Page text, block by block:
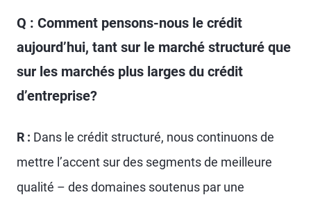
Q : Comment pensons-nous le crédit
aujourd’hui, tant sur le marché structuré que
sur les marchés plus larges du crédit
d’entreprise?
R : Dans le crédit structuré, nous continuons de
mettre l’accent sur des segments de meilleure
qualité – des domaines soutenus par une